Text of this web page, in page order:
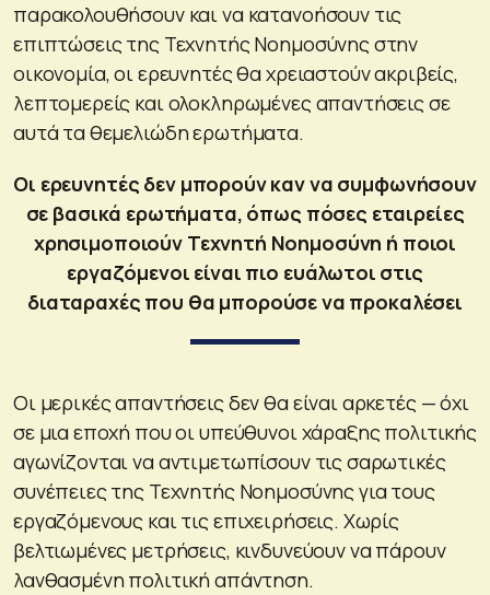
παρακολουθήσουν και να κατανοήσουν τις
επιπτώσεις της Τεχνητής Νοημοσύνης στην
οικονομία, οι ερευνητές θα χρειαστούν ακριβείς,
λεπτομερείς και ολοκληρωμένες απαντήσεις σε
αυτά τα θεμελιώδη ερωτήματα.
Οι ερευνητές δεν μπορούν καν να συμφωνήσουν
σε βασικά ερωτήματα, όπως πόσες εταιρείες
χρησιμοποιούν Τεχνητή Νοημοσύνη ή ποιοι
εργαζόμενοι είναι πιο ευάλωτοι στις
διαταραχές που θα μπορούσε να προκαλέσει
Οι μερικές απαντήσεις δεν θα είναι αρκετές — όχι
σε μια εποχή που οι υπεύθυνοι χάραξης πολιτικής
αγωνίζονται να αντιμετωπίσουν τις σαρωτικές
συνέπειες της Τεχνητής Νοημοσύνης για τους
εργαζόμενους και τις επιχειρήσεις. Χωρίς
βελτιωμένες μετρήσεις, κινδυνεύουν να πάρουν
λανθασμένη πολιτική απάντηση.